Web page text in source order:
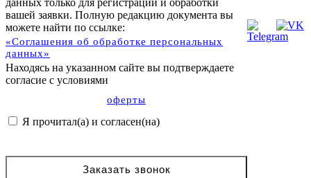
вашей заявки. Полную редакцию документа вы
можете найти по ссылке:
«Соглашения об обработке персональных
данных»
Находясь на указанном сайте вы подтверждаете
согласие с условиями
оферты
Я прочитал(а) и согласен(на)
Заказать звонок